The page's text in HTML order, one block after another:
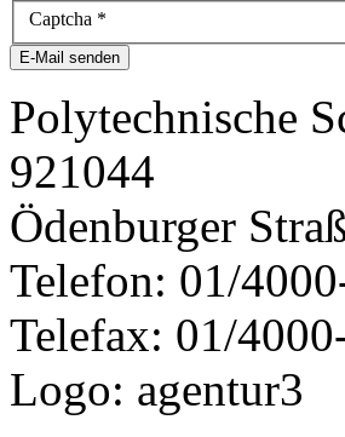
Captcha *
E-Mail senden
Polytechnische
921044
Ödenburger
Telefon: 01/
Telefax: 01/
Logo: agentur3